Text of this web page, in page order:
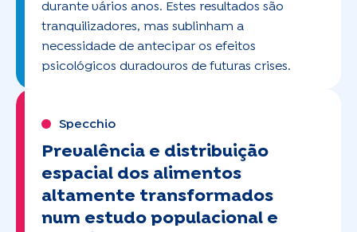
durante vários anos. Estes resultados são
tranquilizadores, mas sublinham a
necessidade de antecipar os efeitos
psicológicos duradouros de futuras crises.
Specchio
Prevalência e distribuição
espacial dos alimentos
altamente transformados
num estudo populacional e